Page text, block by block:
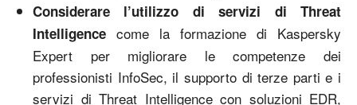
Considerare l’utilizzo di servizi di Threat
Intelligence come la formazione di Kaspersky
Expert per migliorare le competenze dei
professionisti InfoSec, il supporto di terze parti e i
servizi di Threat Intelligence con soluzioni EDR,